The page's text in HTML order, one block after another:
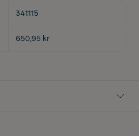
341115
650,95 kr